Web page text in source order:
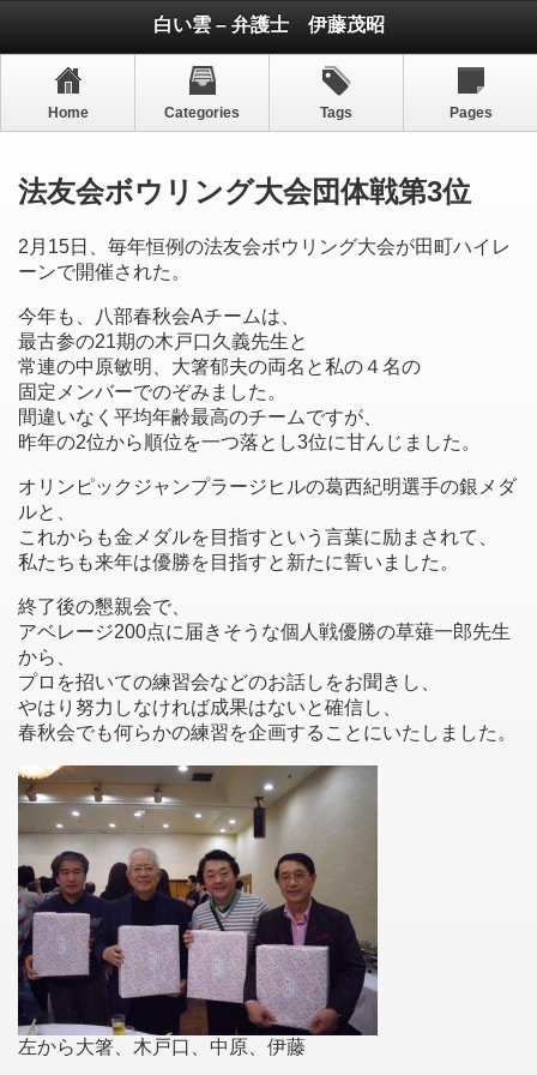
白い雲 – 弁護士 伊藤茂昭
Home Categories Tags Pages
法友会ボウリング大会団体戦第3位
2月15日、毎年恒例の法友会ボウリング大会が田町ハイレ
ーンで開催された。
今年も、八部春秋会Aチームは、
最古参の21期の木戸口久義先生と
常連の中原敏明、大箸郁夫の両名と私の４名の
固定メンバーでのぞみました。
間違いなく平均年齢最高のチームですが、
昨年の2位から順位を一つ落とし3位に甘んじました。
オリンピックジャンプラージヒルの葛西紀明選手の銀メダ
ルと、
これからも金メダルを目指すという言葉に励まされて、
私たちも来年は優勝を目指すと新たに誓いました。
終了後の懇親会で、
アベレージ200点に届きそうな個人戦優勝の草薙一郎先生
から、
プロを招いての練習会などのお話しをお聞きし、
やはり努力しなければ成果はないと確信し、
春秋会でも何らかの練習を企画することにいたしました。
左から大箸、木戸口、中原、伊藤